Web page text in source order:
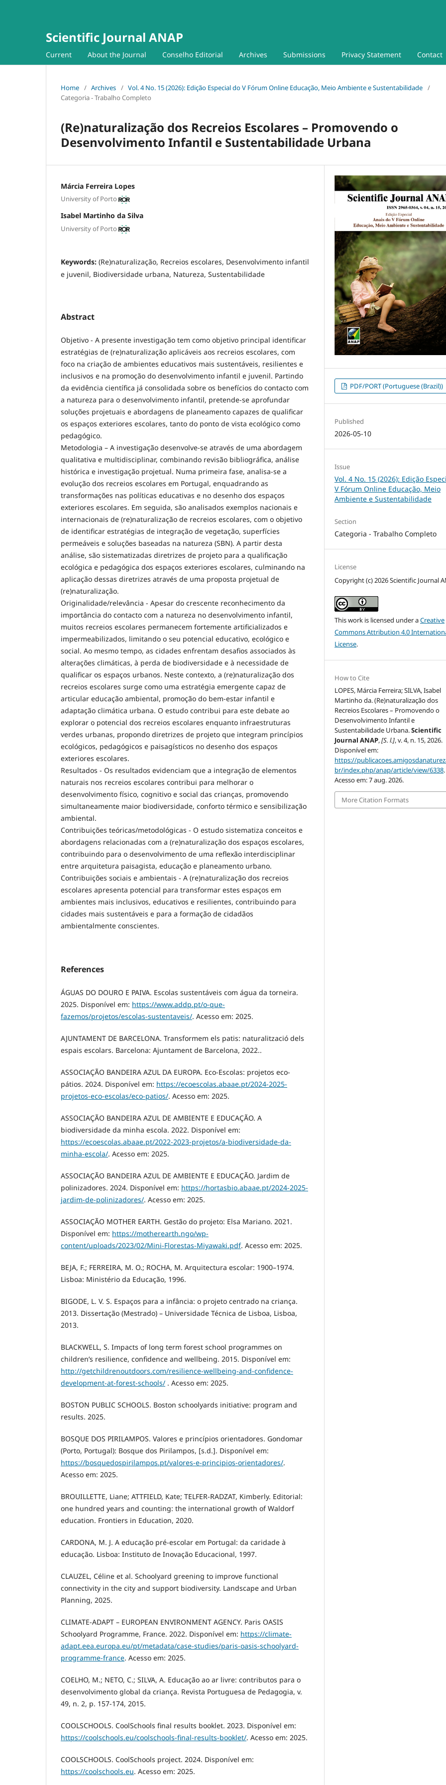
Scientific Journal ANAP
Current About the Journal Conselho Editorial Archives Submissions Privacy Statement Contact
Home / Archives / Vol. 4 No. 15 (2026): Edição Especial do V Fórum Online Educação, Meio Ambiente e Sustentabilidade /
Categoria - Trabalho Completo
(Re)naturalização dos Recreios Escolares – Promovendo o
Desenvolvimento Infantil e Sustentabilidade Urbana
Márcia Ferreira Lopes
University of Porto
Isabel Martinho da Silva
University of Porto
Keywords: (Re)naturalização, Recreios escolares, Desenvolvimento infantil
e juvenil, Biodiversidade urbana, Natureza, Sustentabilidade
Abstract
Objetivo - A presente investigação tem como objetivo principal identificar
estratégias de (re)naturalização aplicáveis aos recreios escolares, com
foco na criação de ambientes educativos mais sustentáveis, resilientes e
inclusivos e na promoção do desenvolvimento infantil e juvenil. Partindo
da evidência científica já consolidada sobre os benefícios do contacto com
a natureza para o desenvolvimento infantil, pretende-se aprofundar
soluções projetuais e abordagens de planeamento capazes de qualificar
os espaços exteriores escolares, tanto do ponto de vista ecológico como
pedagógico.
Metodologia – A investigação desenvolve-se através de uma abordagem
qualitativa e multidisciplinar, combinando revisão bibliográfica, análise
histórica e investigação projetual. Numa primeira fase, analisa-se a
evolução dos recreios escolares em Portugal, enquadrando as
transformações nas políticas educativas e no desenho dos espaços
exteriores escolares. Em seguida, são analisados exemplos nacionais e
internacionais de (re)naturalização de recreios escolares, com o objetivo
de identificar estratégias de integração de vegetação, superfícies
permeáveis e soluções baseadas na natureza (SBN). A partir desta
análise, são sistematizadas diretrizes de projeto para a qualificação
ecológica e pedagógica dos espaços exteriores escolares, culminando na
aplicação dessas diretrizes através de uma proposta projetual de
(re)naturalização.
Originalidade/relevância - Apesar do crescente reconhecimento da
importância do contacto com a natureza no desenvolvimento infantil,
muitos recreios escolares permanecem fortemente artificializados e
impermeabilizados, limitando o seu potencial educativo, ecológico e
social. Ao mesmo tempo, as cidades enfrentam desafios associados às
alterações climáticas, à perda de biodiversidade e à necessidade de
qualificar os espaços urbanos. Neste contexto, a (re)naturalização dos
recreios escolares surge como uma estratégia emergente capaz de
articular educação ambiental, promoção do bem-estar infantil e
adaptação climática urbana. O estudo contribui para este debate ao
explorar o potencial dos recreios escolares enquanto infraestruturas
verdes urbanas, propondo diretrizes de projeto que integram princípios
ecológicos, pedagógicos e paisagísticos no desenho dos espaços
exteriores escolares.
Resultados - Os resultados evidenciam que a integração de elementos
naturais nos recreios escolares contribui para melhorar o
desenvolvimento físico, cognitivo e social das crianças, promovendo
simultaneamente maior biodiversidade, conforto térmico e sensibilização
ambiental.
Contribuições teóricas/metodológicas - O estudo sistematiza conceitos e
abordagens relacionadas com a (re)naturalização dos espaços escolares,
contribuindo para o desenvolvimento de uma reflexão interdisciplinar
entre arquitetura paisagista, educação e planeamento urbano.
Contribuições sociais e ambientais - A (re)naturalização dos recreios
escolares apresenta potencial para transformar estes espaços em
ambientes mais inclusivos, educativos e resilientes, contribuindo para
cidades mais sustentáveis e para a formação de cidadãos
ambientalmente conscientes.
References
ÁGUAS DO DOURO E PAIVA. Escolas sustentáveis com água da torneira.
2025. Disponível em: https://www.addp.pt/o-que-
fazemos/projetos/escolas-sustentaveis/. Acesso em: 2025.
AJUNTAMENT DE BARCELONA. Transformem els patis: naturalització dels
espais escolars. Barcelona: Ajuntament de Barcelona, 2022..
ASSOCIAÇÃO BANDEIRA AZUL DA EUROPA. Eco-Escolas: projetos eco-
pátios. 2024. Disponível em: https://ecoescolas.abaae.pt/2024-2025-
projetos-eco-escolas/eco-patios/. Acesso em: 2025.
ASSOCIAÇÃO BANDEIRA AZUL DE AMBIENTE E EDUCAÇÃO. A
biodiversidade da minha escola. 2022. Disponível em:
https://ecoescolas.abaae.pt/2022-2023-projetos/a-biodiversidade-da-
minha-escola/. Acesso em: 2025.
ASSOCIAÇÃO BANDEIRA AZUL DE AMBIENTE E EDUCAÇÃO. Jardim de
polinizadores. 2024. Disponível em: https://hortasbio.abaae.pt/2024-2025-
jardim-de-polinizadores/. Acesso em: 2025.
ASSOCIAÇÃO MOTHER EARTH. Gestão do projeto: Elsa Mariano. 2021.
Disponível em: https://motherearth.ngo/wp-
content/uploads/2023/02/Mini-Florestas-Miyawaki.pdf. Acesso em: 2025.
BEJA, F.; FERREIRA, M. O.; ROCHA, M. Arquitectura escolar: 1900–1974.
Lisboa: Ministério da Educação, 1996.
BIGODE, L. V. S. Espaços para a infância: o projeto centrado na criança.
2013. Dissertação (Mestrado) – Universidade Técnica de Lisboa, Lisboa,
2013.
BLACKWELL, S. Impacts of long term forest school programmes on
children’s resilience, confidence and wellbeing. 2015. Disponível em:
http://getchildrenoutdoors.com/resilience-wellbeing-and-confidence-
development-at-forest-schools/ . Acesso em: 2025.
BOSTON PUBLIC SCHOOLS. Boston schoolyards initiative: program and
results. 2025.
BOSQUE DOS PIRILAMPOS. Valores e princípios orientadores. Gondomar
(Porto, Portugal): Bosque dos Pirilampos, [s.d.]. Disponível em:
https://bosquedospirilampos.pt/valores-e-principios-orientadores/.
Acesso em: 2025.
BROUILLETTE, Liane; ATTFIELD, Kate; TELFER-RADZAT, Kimberly. Editorial:
one hundred years and counting: the international growth of Waldorf
education. Frontiers in Education, 2020.
CARDONA, M. J. A educação pré-escolar em Portugal: da caridade à
educação. Lisboa: Instituto de Inovação Educacional, 1997.
CLAUZEL, Céline et al. Schoolyard greening to improve functional
connectivity in the city and support biodiversity. Landscape and Urban
Planning, 2025.
CLIMATE-ADAPT – EUROPEAN ENVIRONMENT AGENCY. Paris OASIS
Schoolyard Programme, France. 2022. Disponível em: https://climate-
adapt.eea.europa.eu/pt/metadata/case-studies/paris-oasis-schoolyard-
programme-france. Acesso em: 2025.
COELHO, M.; NETO, C.; SILVA, A. Educação ao ar livre: contributos para o
desenvolvimento global da criança. Revista Portuguesa de Pedagogia, v.
49, n. 2, p. 157-174, 2015.
COOLSCHOOLS. CoolSchools final results booklet. 2023. Disponível em:
https://coolschools.eu/coolschools-final-results-booklet/. Acesso em: 2025.
COOLSCHOOLS. CoolSchools project. 2024. Disponível em:
https://coolschools.eu. Acesso em: 2025.
PDF/PORT (Portuguese (Brazil))
Published
2026-05-10
Issue
Vol. 4 No. 15 (2026): Edição
V Fórum Online Educação, Meio
Ambiente e Sustentabilidade
Section
Categoria - Trabalho Completo
License
Copyright (c) 2026 Scientific Journal
This work is licensed under aCreative
Commons Attribution 4.0
License.
How to Cite
LOPES, Márcia Ferreira; SILVA, Isabel
Martinho da. (Re)naturalização dos
Recreios Escolares – Promovendo o
Desenvolvimento Infantil e
Sustentabilidade Urbana.Scientific
Journal ANAP,[S. l.], v. 4, n. 15, 2026.
Disponível em:
https://
br/index.php/anap/article/view/6338.
Acesso em: 7 aug. 2026.
More Citation Formats